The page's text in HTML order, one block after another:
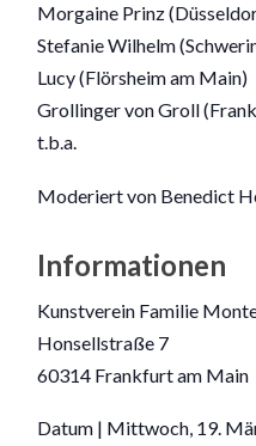
Morgaine Prinz
Stefanie Wilhelm
Lucy (Flörsheim am Main)
Grollinger von Groll
t.b.a.
Moderiert von Benedict
Informationen
Kunstverein Familie
Honsellstraße 7
60314 Frankfurt am Main
Datum | Mittwoch, 19.